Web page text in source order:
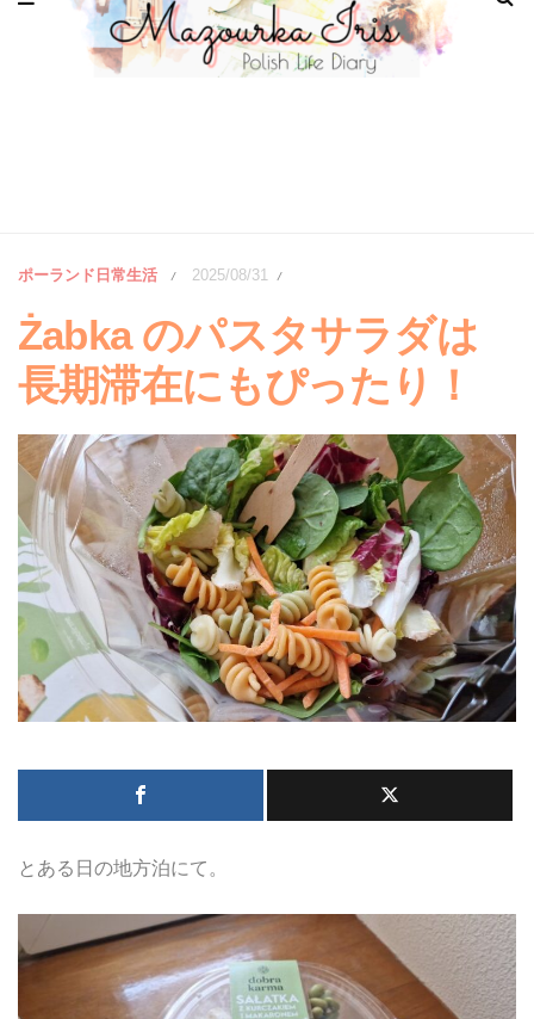
ポーランド日常生活 / 2025/08/31 /
Żabka のパスタサラダは
長期滞在にもぴったり！
とある日の地方泊にて。